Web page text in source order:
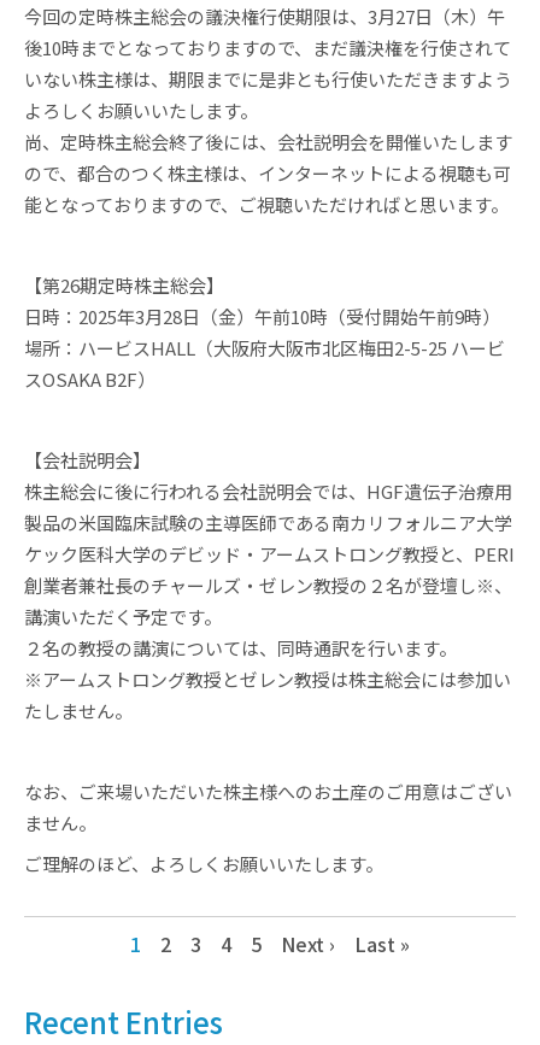
今回の定時株主総会の議決権行使期限は、3月27日（木）午
後10時までとなっておりますので、まだ議決権を行使されて
いない株主様は、期限までに是非とも行使いただきますよう
よろしくお願いいたします。
尚、定時株主総会終了後には、会社説明会を開催いたします
ので、都合のつく株主様は、インターネットによる視聴も可
能となっておりますので、ご視聴いただければと思います。
【第26期定時株主総会】
日時：2025年3月28日（金）午前10時（受付開始午前9時）
場所：ハービスHALL（大阪府大阪市北区梅田2-5-25 ハービ
スOSAKA B2F）
【会社説明会】
株主総会に後に行われる会社説明会では、HGF遺伝子治療用
製品の米国臨床試験の主導医師である南カリフォルニア大学
ケック医科大学のデビッド・アームストロング教授と、PERI
創業者兼社長のチャールズ・ゼレン教授の２名が登壇し※、
講演いただく予定です。
２名の教授の講演については、同時通訳を行います。
※アームストロング教授とゼレン教授は株主総会には参加い
たしません。
なお、ご来場いただいた株主様へのお土産のご用意はござい
ません。
ご理解のほど、よろしくお願いいたします。
1 2 3 4 5 Next › Last »
Recent Entries